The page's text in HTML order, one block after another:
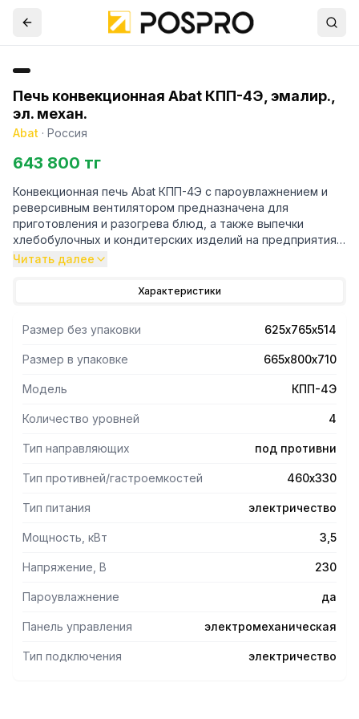
Печь конвекционная Abat КПП-4Э, эмалир.,
эл. механ.
Abat · Россия
643 800 тг
Конвекционная печь Abat КПП-4Э с пароувлажнением и
реверсивным вентилятором предназначена для
приготовления и разогрева блюд, а также выпечки
хлебобулочных и кондитерских изделий на предприятиях
общественного питания.
- Термообработка продуктов осуществляется за счет
-Корпус и рабочая камера изделия изготовлены из
черного металла, покрытоговысококачественной эмалью.
- Скругленные углырабочей камеры обеспечивают ее
легкое обслуживание.
- Электромеханическаяпанель управления. 4 уровня.
- Устанавливается на подставку ПК-8-01 (Abat) или
-Подходящий расстоечный шкафШРТ-8-01Э, ШРТ-8-01.
заказу.
Читать далее
Характеристики
Размер без упаковки 625х765х514
Размер в упаковке 665х800х710
Модель КПП-4Э
Количество уровней 4
Тип направляющих под противни
Тип противней/гастроемкостей 460х330
Тип питания электричество
Мощность, кВт 3,5
Напряжение, В 230
Пароувлажнение да
Панель управления электромеханическая
Тип подключения электричество